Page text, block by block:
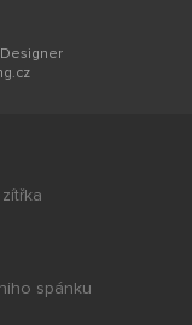
spánku